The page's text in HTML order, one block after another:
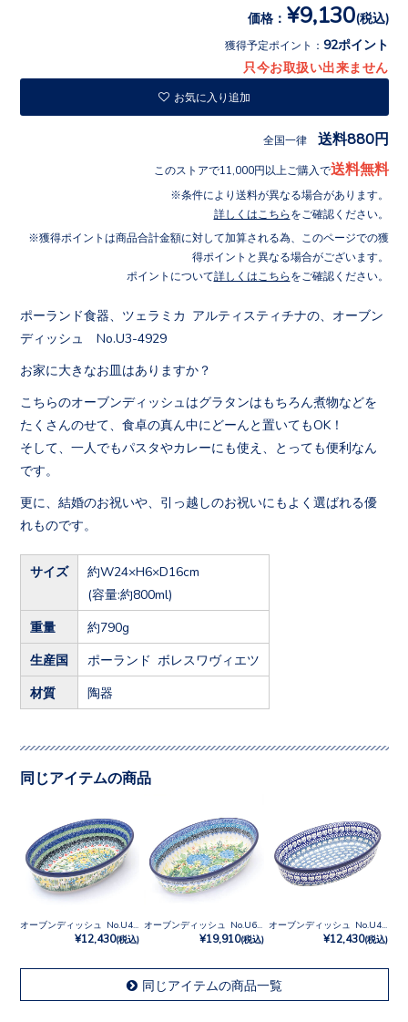
価格： ¥9,130(税込)
獲得予定ポイント： 92ポイント
只今お取扱い出来ません
お気に入り追加
全国一律 送料880円
このストアで11,000円以上ご購入で送料無料
条件により送料が異なる場合があります。
詳しくはこちら をご確認ください。
獲得ポイントは商品合計金額に対して加算される為、このページでの獲
得ポイントと異なる場合がございます。
ポイントについて詳しくはこちら をご確認ください。
ポーランド食器、ツェラミカ アルティスティチナの、オーブン
ディッシュ No.U3-4929
お家に大きなお皿はありますか？
こちらのオーブンディッシュはグラタンはもちろん煮物などを
たくさんのせて、食卓の真ん中にどーんと置いてもOK！
そして、一人でもパスタやカレーにも使え、とっても便利なん
です。
更に、結婚のお祝いや、引っ越しのお祝いにもよく選ばれる優
れものです。
サイズ
約W24×H6×D16cm
(容量:約800ml)
重量 約790g
生産国 ポーランド ボレスワヴィエツ
材質 陶器
同じアイテムの商品
オーブンディッシュ No.U4-5131
¥12,430(税込) ¥19,910(税込)
オーブンディッシュ No.U4-9967
¥12,430(税込)
同じアイテムの商品一覧